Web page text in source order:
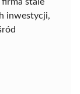
inwestycji,